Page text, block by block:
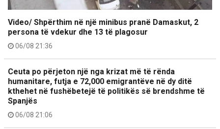
Video/ Shpërthim në një minibus pranë Damaskut, 2
persona të vdekur dhe 13 të plagosur
06/08 21:36
Ceuta po përjeton një nga krizat më të rënda
humanitare, futja e 72,000 emigrantëve në dy ditë
kthehet në fushëbetejë të politikës së brendshme të
Spanjës
06/08 21:06